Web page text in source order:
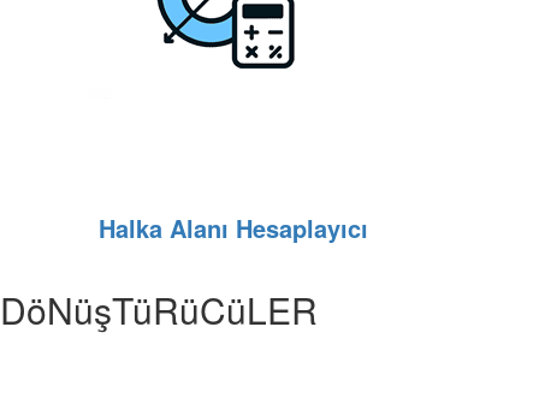
Halka Alanı Hesaplayıcı
DöNüşTüRüCüLER